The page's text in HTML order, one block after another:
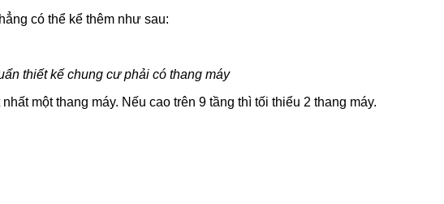
có thể kể thêm như sau:
thiết kế chung cư phải có thang máy
một thang máy. Nếu cao trên 9 tầng thì tối thiểu 2 thang máy.